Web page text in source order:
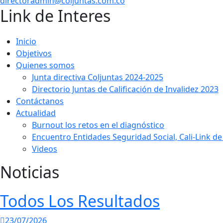
Link de Interes
Inicio
Objetivos
Quienes somos
Junta directiva Coljuntas 2024-2025
Directorio Juntas de Calificación de Invalidez 2023
Contáctanos
Actualidad
Burnout los retos en el diagnóstico
Encuentro Entidades Seguridad Social, Cali-Link
Videos
Noticias
Todos Los Resultados
23/07/2026